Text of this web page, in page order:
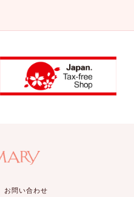
お問い合わせ